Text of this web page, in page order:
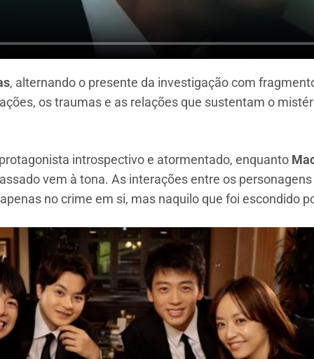
, alternando o presente da investigação com
os traumas e as relações que sustentam o
introspectivo e atormentado, enquanto
vem à tona. As interações entre os
no crime em si, mas naquilo que foi escondido